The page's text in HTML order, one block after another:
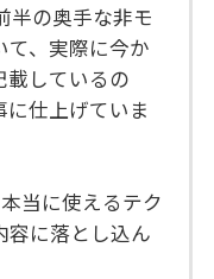
半の奥手な非モ
て、実際に今か
載しているの
仕上げていま
当に使えるテク
容に落とし込ん